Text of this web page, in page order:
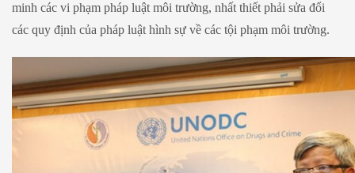
minh các vi phạm pháp luật môi trường, nhất thiết phải sửa đổi
các quy định của pháp luật hình sự về các tội phạm môi trường.